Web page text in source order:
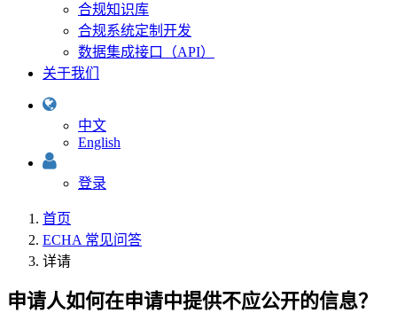
合规知识库
合规系统定制开发
数据集成接口（API）
关于我们
中文
English
登录
首页
ECHA 常见问答
详请
申请人如何在申请中提供不应公开的信息？